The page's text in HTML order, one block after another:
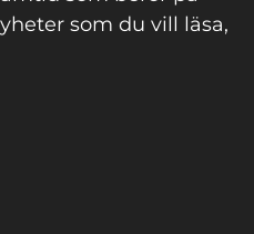
som du vill läsa,